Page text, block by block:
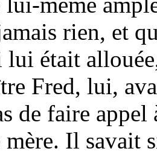
rien, et
était
Fred, lui,
de faire
mère. Il savait